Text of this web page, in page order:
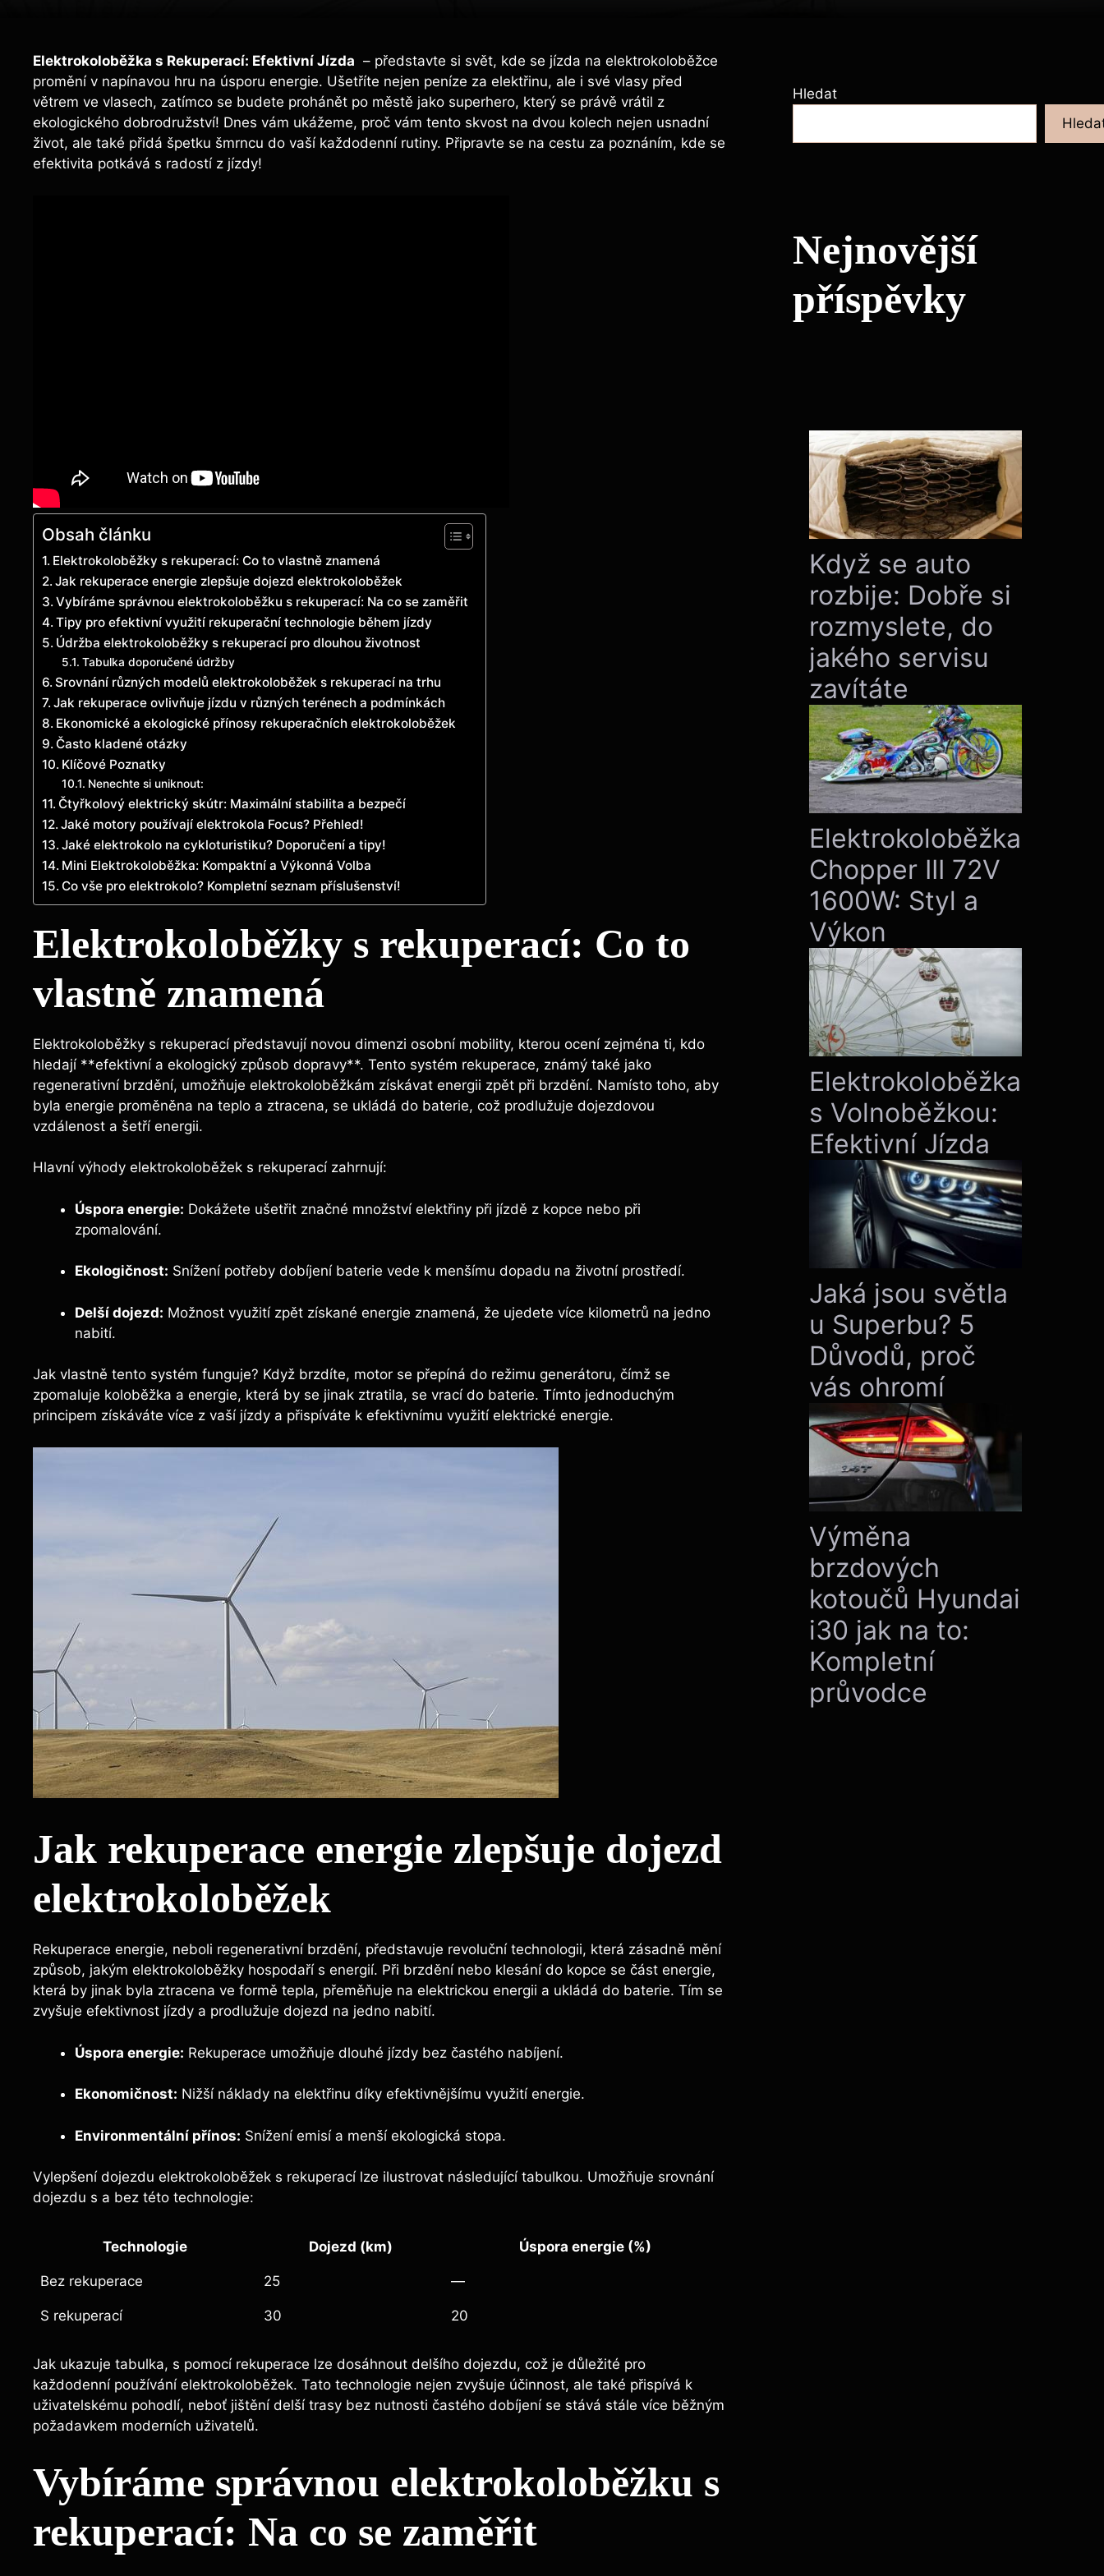
Elektrokoloběžka s Rekuperací: Efektivní Jízda ‍ – představte si⁣ svět, kde se jízda na⁤ elektrokoloběžce
promění v napínavou hru na úsporu energie. Ušetříte ⁢nejen peníze za elektřinu, ale i své vlasy před⁣
větrem ve vlasech, zatímco ⁤se‍ budete‌ prohánět‌ po ‌městě‍ jako ⁤superhero, který se právě vrátil ⁤z‌
ekologického dobrodružství! ​Dnes vám ukážeme, proč vám tento skvost na dvou kolech ⁢nejen usnadní
život, ale také ⁣přidá špetku šmrncu do vaší každodenní ​rutiny.​ Připravte se na ⁢cestu⁤ za⁣ poznáním, kde se‍
efektivita potkává⁢ s radostí z jízdy!
Obsah článku
Elektrokoloběžky s rekuperací: Co to ⁤vlastně znamená
Jak rekuperace energie zlepšuje ⁣dojezd⁣ elektrokoloběžek
Vybíráme správnou ‌elektrokoloběžku ⁢s rekuperací: Na​ co se zaměřit
Tipy pro ⁣efektivní ⁣využití rekuperační technologie během jízdy
Údržba elektrokoloběžky s rekuperací pro dlouhou životnost
Tabulka doporučené údržby
Srovnání⁤ různých modelů elektrokoloběžek⁤ s rekuperací ⁤na trhu
Jak rekuperace ovlivňuje⁤ jízdu v různých terénech a podmínkách
Ekonomické ⁤a ekologické přínosy rekuperačních elektrokoloběžek
Často kladené otázky
Klíčové Poznatky
Nenechte si uniknout:
Čtyřkolový elektrický skútr: Maximální stabilita a bezpečí
Jaké motory používají elektrokola Focus? Přehled!
Jaké elektrokolo na cykloturistiku? Doporučení a tipy!
Mini Elektrokoloběžka: Kompaktní a Výkonná Volba
Co vše pro elektrokolo? Kompletní seznam příslušenství!
Elektrokoloběžky s rekuperací: Co to
⁤vlastně znamená
Elektrokoloběžky s​ rekuperací ⁢představují novou dimenzi osobní mobility, kterou ocení zejména ti, kdo
hledají **efektivní a ekologický způsob dopravy**. Tento systém rekuperace, známý ‍také jako
regenerativní⁤ brzdění, ⁢umožňuje elektrokoloběžkám získávat energii ⁣zpět při ⁤brzdění. Namísto toho, aby
byla⁤ energie⁣ proměněna ‍na teplo a ztracena,⁢ se ukládá do ‍baterie, což prodlužuje dojezdovou
vzdálenost a⁢ šetří ⁤energii.
Hlavní výhody elektrokoloběžek⁢ s rekuperací zahrnují:
Úspora⁤ energie: Dokážete ušetřit značné množství elektřiny ​při jízdě z kopce nebo ​při
zpomalování.
Ekologičnost: Snížení potřeby dobíjení baterie vede k‍ menšímu dopadu‍ na životní prostředí.
Delší dojezd: Možnost využití zpět⁢ získané energie znamená,⁢ že ujedete více​ kilometrů ‌na jedno
nabití.
Jak vlastně tento​ systém funguje? Když brzdíte, motor se přepíná do režimu​ generátoru, čímž⁤ se
zpomaluje ​koloběžka a energie, která by se jinak ztratila, se vrací ‍do ‌baterie.​ Tímto jednoduchým
principem získáváte více ⁢z vaší jízdy a přispíváte ⁢k efektivnímu ⁣využití elektrické energie.
Jak rekuperace energie zlepšuje ⁣dojezd⁣
elektrokoloběžek
Rekuperace energie, neboli regenerativní⁢ brzdění,⁤ představuje revoluční technologii, která zásadně mění
způsob, jakým elektrokoloběžky hospodaří‌ s energií. ‍Při brzdění nebo klesání do kopce⁣ se část energie,
která ​by jinak ‍byla ztracena ve⁣ formě tepla, ⁢přeměňuje‍ na elektrickou energii a ukládá ⁢do baterie.⁣ Tím se
zvyšuje efektivnost jízdy‍ a prodlužuje dojezd na jedno ⁣nabití.
Úspora energie: Rekuperace⁤ umožňuje ‍dlouhé jízdy ‌bez častého nabíjení.
Ekonomičnost: Nižší náklady na elektřinu díky‌ efektivnějšímu využití energie.
Environmentální přínos: ⁤Snížení emisí a menší ekologická stopa.
Vylepšení dojezdu‍ elektrokoloběžek s ⁢rekuperací lze ilustrovat následující tabulkou. Umožňuje srovnání
dojezdu s a bez ⁤této​ technologie:
Technologie Dojezd ‍(km) Úspora energie‍ (%)
Bez rekuperace 25 —
S rekuperací 30 20
Jak ukazuje tabulka, s pomocí ‍rekuperace lze dosáhnout delšího dojezdu,‌ což je důležité pro
každodenní⁢ používání ⁣elektrokoloběžek. Tato ⁤technologie nejen zvyšuje účinnost, ale​ také⁤ přispívá⁣ k⁣
uživatelskému pohodlí, neboť jištění ‌delší trasy bez nutnosti častého dobíjení se stává stále více běžným
požadavkem moderních uživatelů.
Vybíráme správnou ‌elektrokoloběžku ⁢s
rekuperací: Na​ co se zaměřit
Hledat
Nejnovější
příspěvky
Když se auto
rozbije: Dobře si
rozmyslete, do
jakého servisu
zavítáte
Elektrokoloběžka
Chopper III 72V
1600W: Styl a
Výkon
Elektrokoloběžka
s Volnoběžkou:
Efektivní Jízda
Jaká jsou světla
u Superbu? 5
Důvodů, proč
vás ohromí
Výměna
brzdových
kotoučů Hyundai
i30 jak na to:
Kompletní
průvodce